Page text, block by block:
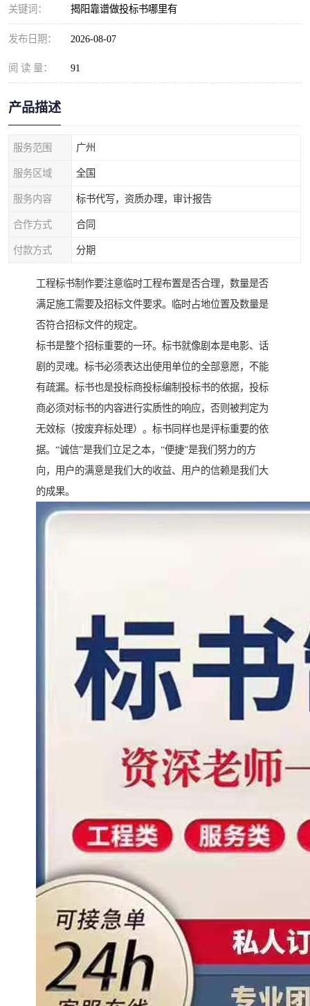
关键词： 揭阳靠谱做投标书哪里有
发布日期： 2026-08-07
阅 读 量： 91
产品描述
服务范围 广州
服务区域 全国
服务内容 标书代写，资质办理，审计报告
合作方式 合同
付款方式 分期
工程标书制作要注意临时工程布置是否合理，数量是否
满足施工需要及招标文件要求。临时占地位置及数量是
否符合招标文件的规定。
标书是整个招标重要的一环。标书就像剧本是电影、话
剧的灵魂。标书必须表达出使用单位的全部意愿，不能
有疏漏。标书也是投标商投标编制投标书的依据，投标
商必须对标书的内容进行实质性的响应，否则被判定为
无效标（按废弃标处理）。标书同样也是评标重要的依
据。“诚信”是我们立足之本，“便捷”是我们努力的方
向，用户的满意是我们大的收益、用户的信赖是我们大
的成果。